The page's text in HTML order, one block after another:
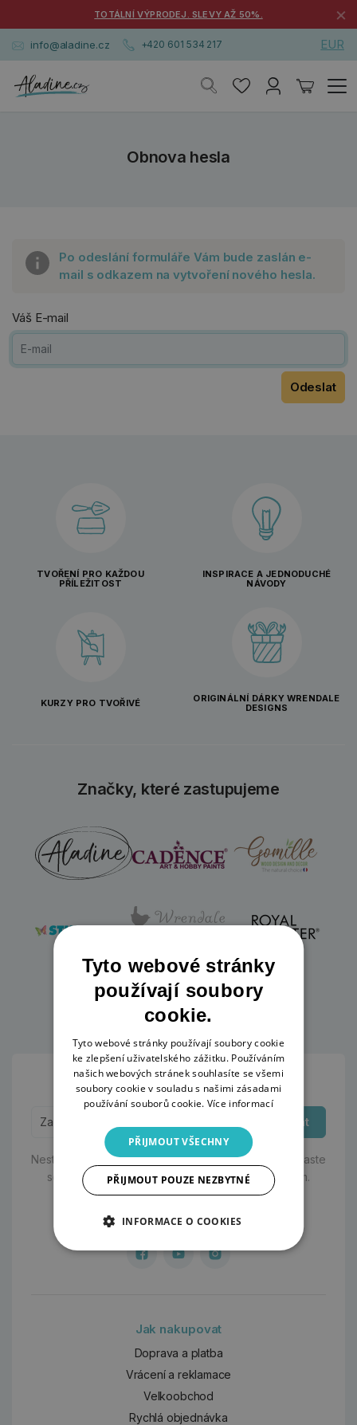
TOTÁLNÍ VÝPRODEJ. SLEVY AŽ 50%. ×
info@aladine.cz +420 601 534 217 EUR
Obnova hesla
Po odeslání formuláře Vám bude zaslán e-
mail s odkazem na vytvoření nového hesla.
Váš E-mail
TVOŘENÍ PRO KAŽDOU
PŘÍLEŽITOST
INSPIRACE A JEDNODUCHÉ
NÁVODY
KURZY PRO TVOŘIVÉ
ORIGINÁLNÍ DÁRKY WRENDALE
DESIGNS
Značky, které zastupujeme
Odběr novinek:
Odebírat
Nestíháte sledovat novinky na našich stránkách?
Přihlaste
se k odběru a my vám o nich dáme vědět e-mailem.
Sledujte nás:
Jak nakupovat
Doprava a platba
Vrácení a reklamace
Velkoobchod
Rychlá objednávka
Tyto webové stránky
používají soubory
cookie.
Tyto webové stránky používají soubory cookie
ke zlepšení uživatelského zážitku. Používáním
našich webových stránek souhlasíte se všemi
soubory cookie v souladu s našimi zásadami
používání souborů cookie. Více informací
PŘIJMOUT VŠECHNY
PŘIJMOUT POUZE NEZBYTNÉ
INFORMACE O COOKIES